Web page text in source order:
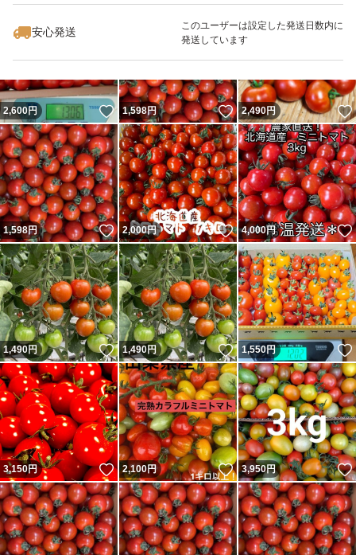
安心発送
このユーザーは設定した発送日数内に
発送しています
2,600円 いいね！
1,598円 いいね！
2,490円
1,598円 いいね！
2,000円 いいね！
4,000円
1,490円 いいね！
1,490円 いいね！
1,550円
3,150円 いいね！
2,100円 いいね！
3,950円